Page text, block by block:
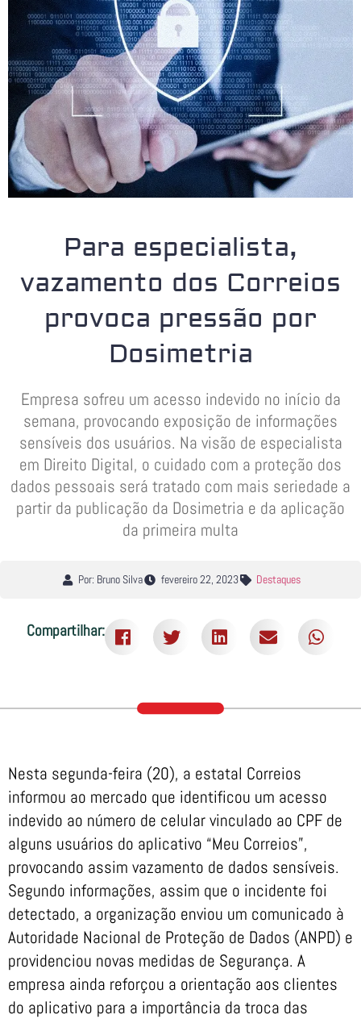
Para especialista,
vazamento dos Correios
provoca pressão por
Dosimetria
Empresa sofreu um acesso indevido no início da
semana, provocando exposição de informações
sensíveis dos usuários. Na visão de especialista
em Direito Digital, o cuidado com a proteção dos
dados pessoais será tratado com mais seriedade a
partir da publicação da Dosimetria e da aplicação
da primeira multa
Por: Bruno Silva fevereiro 22, 2023 Destaques
Compartilhar:
Nesta segunda-feira (20), a estatal Correios
informou ao mercado que identificou um acesso
indevido ao número de celular vinculado ao CPF de
alguns usuários do aplicativo “Meu Correios”,
provocando assim vazamento de dados sensíveis.
Segundo informações, assim que o incidente foi
detectado, a organização enviou um comunicado à
Autoridade Nacional de Proteção de Dados (ANPD) e
providenciou novas medidas de Segurança. A
empresa ainda reforçou a orientação aos clientes
do aplicativo para a importância da troca das